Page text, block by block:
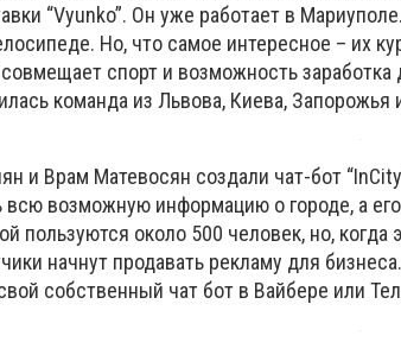
“Vyunko”. Он уже работает в
Но, что самое интересное – их
спорт и возможность заработка
команда из Львова, Киева, Запорожья
и Врам Матевосян создали чат-бот
всю возможную информацию о городе, а
пользуются около 500 человек, но, когда
начнут продавать рекламу для
собственный чат бот в Вайбере или